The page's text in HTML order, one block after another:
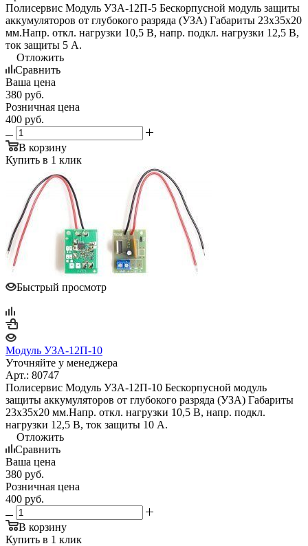
Полисервис Модуль УЗА-12П-5 Бескорпусной модуль защиты
аккумуляторов от глубокого разряда (УЗА) Габариты 23х35х20
мм.Напр. откл. нагрузки 10,5 В, напр. подкл. нагрузки 12,5 В,
ток защиты 5 А.
Отложить
Сравнить
Ваша цена
380 руб.
Розничная цена
400 руб.
В корзину
Купить в 1 клик
Быстрый просмотр
Модуль УЗА-12П-10
Уточняйте у менеджера
Арт.: 80747
Полисервис Модуль УЗА-12П-10 Бескорпусной модуль
защиты аккумуляторов от глубокого разряда (УЗА) Габариты
23х35х20 мм.Напр. откл. нагрузки 10,5 В, напр. подкл.
нагрузки 12,5 В, ток защиты 10 А.
Отложить
Сравнить
Ваша цена
380 руб.
Розничная цена
400 руб.
В корзину
Купить в 1 клик